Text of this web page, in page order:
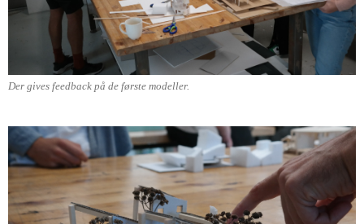
Der gives feedback på de første modeller.